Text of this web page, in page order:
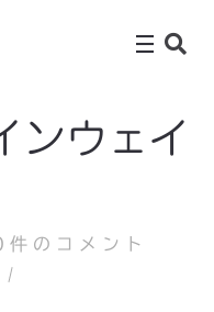
ンウェイ
件のコメント